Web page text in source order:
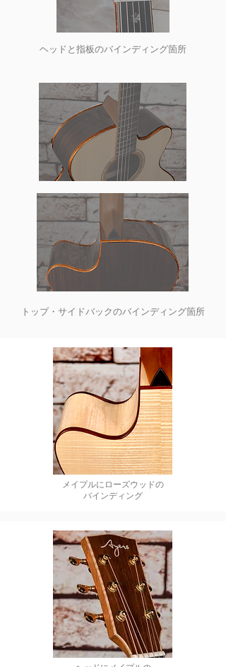
ヘッドと指板のバインディング箇所
トップ・サイドバックのバインディング箇所
メイプルにローズウッドの
バインディング